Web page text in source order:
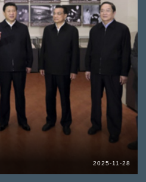
2025-11-28